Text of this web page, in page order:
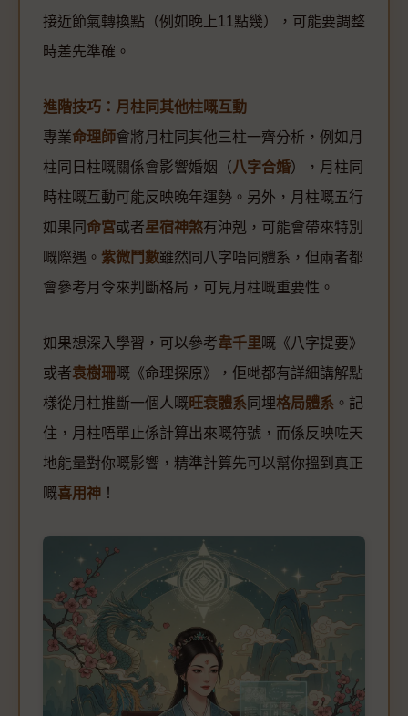
接近節氣轉換點（例如晚上11點幾），可能要調整
時差先準確。
進階技巧：月柱同其他柱嘅互動
專業命理師會將月柱同其他三柱一齊分析，例如月
柱同日柱嘅關係會影響婚姻（ 八字合婚），月柱同
時柱嘅互動可能反映晚年運勢。另外，月柱嘅五行
如果同 命宮或者星宿神煞有沖剋，可能會帶來特別
嘅際遇。 紫微鬥數雖然同八字唔同體系，但兩者都
會參考月令來判斷格局，可見月柱嘅重要性。
如果想深入學習，可以參考韋千里嘅《八字提要》
或者袁樹珊嘅《命理探原》，佢哋都有詳細講解點
樣從月柱推斷一個人嘅 旺衰體系 同埋格局體系 。記
住，月柱唔單止係計算出來嘅符號，而係反映咗天
地能量對你嘅影響，精準計算先可以幫你搵到真正
嘅喜用神 ！